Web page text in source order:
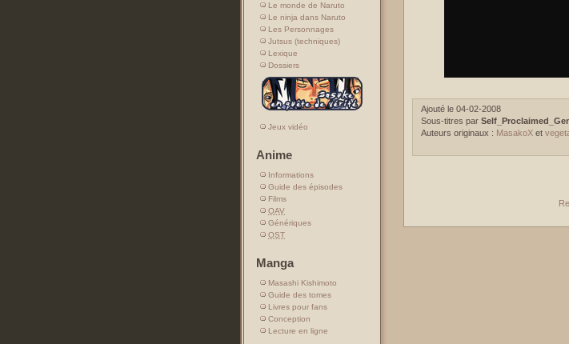
Le monde de Naruto
Le ninja dans Naruto
Les Personnages
Jutsus (techniques)
Lexique
Dossiers
Jeux vidéo
Anime
Informations
Guide des épisodes
Films
OAV
Génériques
OST
Manga
Masashi Kishimoto
Guide des tomes
Livres pour fans
Conception
Lecture en ligne
Ajouté le 04-02-2008
Sous-titres par
Auteurs originaux : MasakoX et